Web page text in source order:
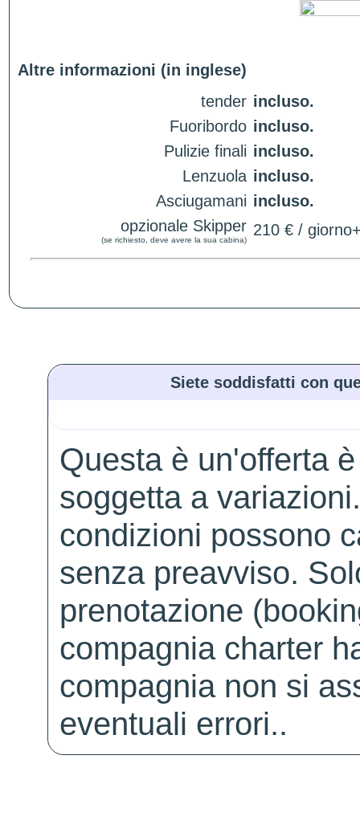
Altre informazioni (in inglese)
tender incluso.
Fuoribordo incluso.
Pulizie finali incluso.
Lenzuola incluso.
Asciugamani incluso.
opzionale Skipper
(se richiesto, deve avere la sua cabina)
210 € /
Siete soddisfatti con
Questa è un'offerta
soggetta a
condizioni possono
senza preavviso.
prenotazione
compagnia charter
compagnia non si
eventuali errori..